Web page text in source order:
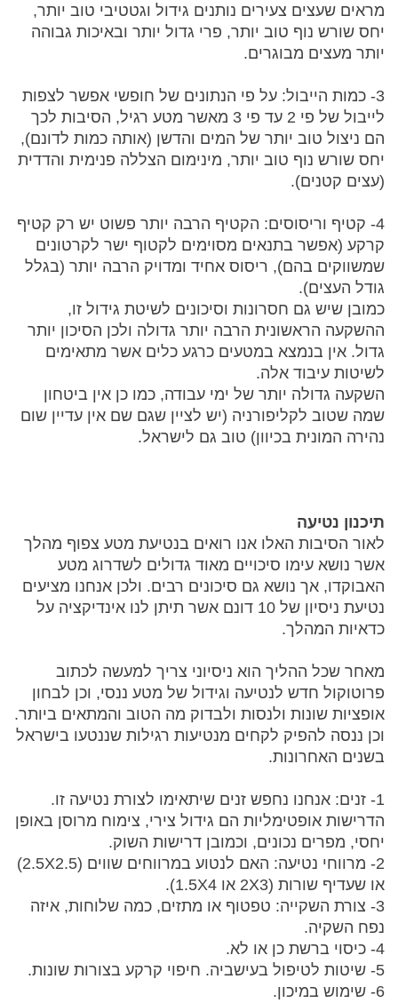
מראים שעצים צעירים נותנים גידול וגטטיבי טוב יותר,
יחס שורש נוף טוב יותר, פרי גדול יותר ובאיכות גבוהה
יותר מעצים מבוגרים.
3- כמות הייבול: על פי הנתונים של חופשי אפשר לצפות
לייבול של פי 2 עד פי 3 מאשר מטע רגיל, הסיבות לכך
הם ניצול טוב יותר של המים והדשן (אותה כמות לדונם),
יחס שורש נוף טוב יותר, מינימום הצללה פנימית והדדית
(עצים קטנים).
4- קטיף וריסוסים: הקטיף הרבה יותר פשוט יש רק קטיף
קרקע (אפשר בתנאים מסוימים לקטוף ישר לקרטונים
שמשווקים בהם), ריסוס אחיד ומדויק הרבה יותר (בגלל
גודל העצים).
כמובן שיש גם חסרונות וסיכונים לשיטת גידול זו,
ההשקעה הראשונית הרבה יותר גדולה ולכן הסיכון יותר
גדול. אין בנמצא במטעים כרגע כלים אשר מתאימים
לשיטות עיבוד אלה.
השקעה גדולה יותר של ימי עבודה, כמו כן אין ביטחון
שמה שטוב לקליפורניה (יש לציין שגם שם אין עדיין שום
נהירה המונית בכיוון) טוב גם לישראל.
תיכנון נטיעה
לאור הסיבות האלו אנו רואים בנטיעת מטע צפוף מהלך
אשר נושא עימו סיכויים מאוד גדולים לשדרוג מטע
האבוקדו, אך נושא גם סיכונים רבים. ולכן אנחנו מציעים
נטיעת ניסיון של 10 דונם אשר תיתן לנו אינדיקציה על
כדאיות המהלך.
מאחר שכל ההליך הוא ניסיוני צריך למעשה לכתוב
פרוטוקול חדש לנטיעה וגידול של מטע ננסי, וכן לבחון
אופציות שונות ולנסות ולבדוק מה הטוב והמתאים ביותר.
וכן ננסה להפיק לקחים מנטיעות רגילות שננטעו בישראל
בשנים האחרונות.
1- זנים: אנחנו נחפש זנים שיתאימו לצורת נטיעה זו.
הדרישות אופטימליות הם גידול צירי, צימוח מרוסן באופן
יחסי, מפרים נכונים, וכמובן דרישות השוק.
2- מרווחי נטיעה: האם לנטוע במרווחים שווים (2.5X2.5)
או שעדיף שורות (2X3 או 1.5X4).
3- צורת השקייה: טפטוף או מתזים, כמה שלוחות, איזה
נפח השקיה.
4- כיסוי ברשת כן או לא.
5- שיטות לטיפול בעישביה. חיפוי קרקע בצורות שונות.
6- שימוש במיכון.